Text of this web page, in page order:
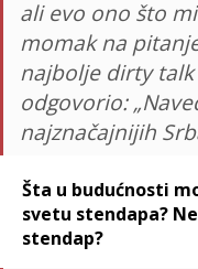
ali evo ono što
momak na
najbolje dirty talk
odgovorio:
najznačajnijih
Šta u budućnosti
svetu stendapa?
stendap?